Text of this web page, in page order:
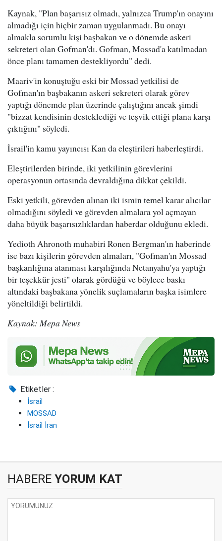
Kaynak, "Plan başarısız olmadı, yalnızca Trump'ın onayını
almadığı için hiçbir zaman uygulanmadı. Bu onayı
almakla sorumlu kişi başbakan ve o dönemde askeri
sekreteri olan Gofman'dı. Gofman, Mossad'a katılmadan
önce planı tamamen destekliyordu" dedi.
Maariv'in konuştuğu eski bir Mossad yetkilisi de
Gofman'ın başbakanın askeri sekreteri olarak görev
yaptığı dönemde plan üzerinde çalıştığını ancak şimdi
"bizzat kendisinin desteklediği ve teşvik ettiği plana karşı
çıktığını" söyledi.
İsrail'in kamu yayıncısı Kan da eleştirileri haberleştirdi.
Eleştirilerden birinde, iki yetkilinin görevlerini
operasyonun ortasında devraldığına dikkat çekildi.
Eski yetkili, görevden alınan iki ismin temel karar alıcılar
olmadığını söyledi ve görevden almalara yol açmayan
daha büyük başarısızlıklardan haberdar olduğunu ekledi.
Yedioth Ahronoth muhabiri Ronen Bergman'ın haberinde
ise bazı kişilerin görevden almaları, "Gofman'ın Mossad
başkanlığına atanması karşılığında Netanyahu'ya yaptığı
bir teşekkür jesti" olarak gördüğü ve böylece baskı
altındaki başbakana yönelik suçlamaların başka isimlere
yöneltildiği belirtildi.
Kaynak: Mepa News
Etiketler :
İsrail
MOSSAD
İsrail İran
HABERE YORUM KAT